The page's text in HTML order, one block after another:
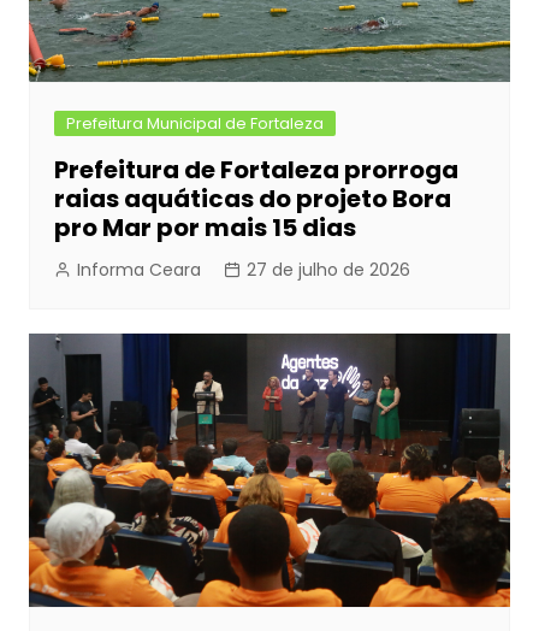
Prefeitura Municipal de Fortaleza
Prefeitura de Fortaleza prorroga
raias aquáticas do projeto Bora
pro Mar por mais 15 dias
Informa Ceara 27 de julho de 2026